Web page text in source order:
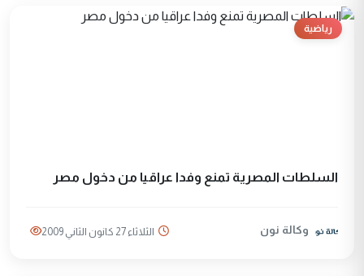
رياضية
السلطات المصرية تمنع وفدا عراقيا من دخول مصر
وكالة نون الثلاثاء 27 كانون الثاني 2009